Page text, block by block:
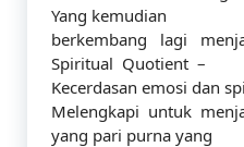
Yang kemudian
berkembang lagi
Spiritual Quotient –
Kecerdasan emosi dan
Melengkapi untuk
yang pari purna yang